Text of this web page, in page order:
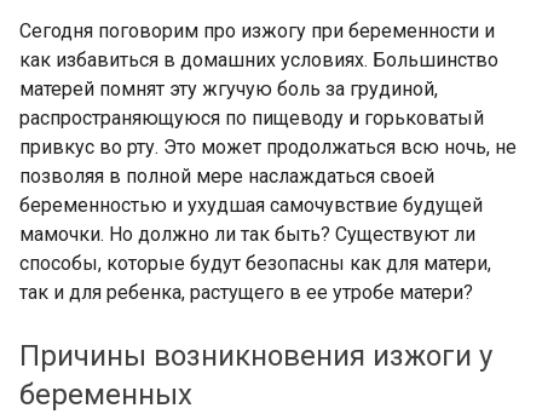
Сегодня поговорим про изжогу при беременности и
как избавиться в домашних условиях. Большинство
матерей помнят эту жгучую боль за грудиной,
распространяющуюся по пищеводу и горьковатый
привкус во рту. Это может продолжаться всю ночь, не
позволяя в полной мере наслаждаться своей
беременностью и ухудшая самочувствие будущей
мамочки. Но должно ли так быть? Существуют ли
способы, которые будут безопасны как для матери,
так и для ребенка, растущего в ее утробе матери?
Причины возникновения изжоги у
беременных